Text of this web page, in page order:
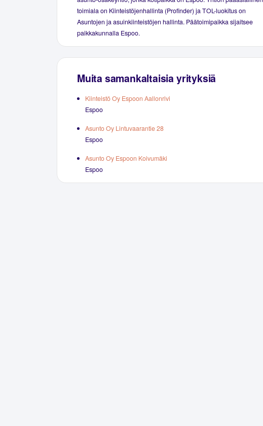
toimiala on Kiinteistöjenhallinta (Profinder) ja TOL-luokitus on
Asuntojen ja asuinkiinteistöjen hallinta. Päätoimipaikka sijaitsee
paikkakunnalla Espoo.
Muita samankaltaisia yrityksiä
Kiinteistö Oy Espoon Aallonrivi
Espoo
Asunto Oy Lintuvaarantie 28
Espoo
Asunto Oy Espoon Koivumäki
Espoo